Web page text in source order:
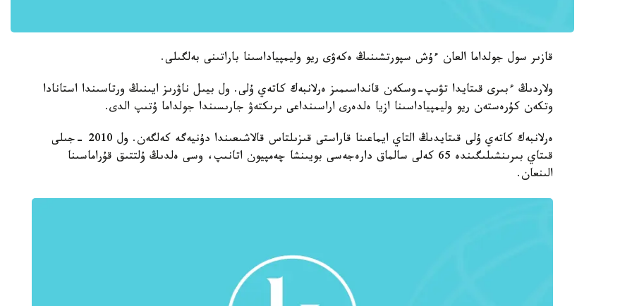
قازىر سول جولداما العان ءۇش سپورتشىنىڭ ەكەۋى ريو وليمپياداسىنا باراتىنى بەلگىلى.
ولاردىڭ ءبىرى قىتايدا تۋىپ-وسكەن قانداسىمىز ەرلانبەك كاتەي ۇلى. ول بيىل ناۋرىز ايىنىڭ ورتاسىندا استانادا
وتكەن كۇرەستەن ريو وليمپياداسىنا ازيا ەلدەرى اراسىنداعى ىرىكتەۋ جارىسىندا جولداما ۇتىپ الدى.
ەرلانبەك كاتەي ۇلى قىتايدىڭ التاي ايماعىنا قاراستى قىزىلتاس قالاشىعىندا دۇنيەگە كەلگەن. ول 2010 -جىلى
قىتاي بىرىنشىلىگىندە 65 كەلى سالماق دارەجەسى بويىنشا چەمپيون اتانىپ، وسى ەلدىڭ ۇلتتىق قۇراماسىنا
الىنعان.